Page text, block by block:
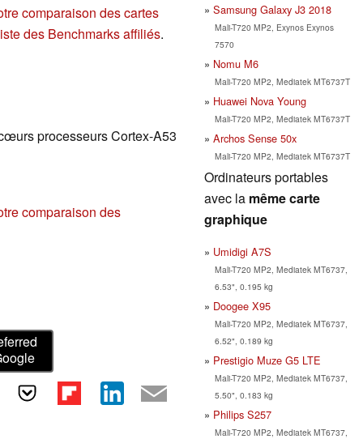
comparaison des cartes
des Benchmarks affiliés.
processeurs Cortex-A53
comparaison des
Samsung Galaxy J3 2018
Mali-T720 MP2, Exynos Exynos
7570
Nomu M6
Mali-T720 MP2, Mediatek MT6737T
Huawei Nova Young
Mali-T720 MP2, Mediatek MT6737T
Archos Sense 50x
Mali-T720 MP2, Mediatek MT6737T
Ordinateurs portables
avec la même carte
graphique
Umidigi A7S
Mali-T720 MP2, Mediatek MT6737,
6.53", 0.195 kg
Doogee X95
Mali-T720 MP2, Mediatek MT6737,
6.52", 0.189 kg
Prestigio Muze G5 LTE
Mali-T720 MP2, Mediatek MT6737,
5.50", 0.183 kg
Philips S257
Mali-T720 MP2, Mediatek MT6737,